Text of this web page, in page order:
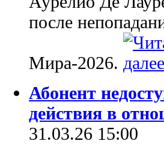
после
Мира-2026.
Абонент
действия в
31.03.26 15:00